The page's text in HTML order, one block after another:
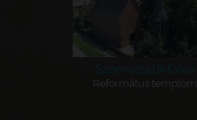
Szamostatárfalva
Református templom